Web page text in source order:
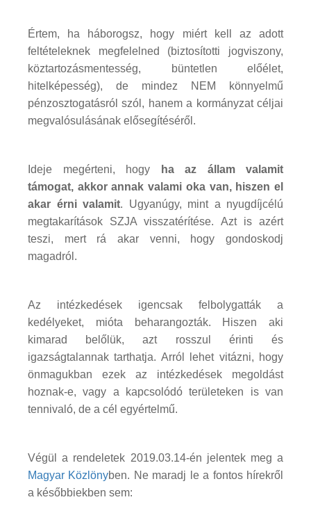
Értem, ha háborogsz, hogy miért kell az adott
feltételeknek megfelelned (biztosítotti jogviszony,
köztartozásmentesség, büntetlen előélet,
hitelképesség), de mindez NEM könnyelmű
pénzosztogatásról szól, hanem a kormányzat céljai
megvalósulásának elősegítéséről.
Ideje megérteni, hogy
ha az állam valamit
támogat, akkor annak valami oka van, hiszen el
akar érni valamit. Ugyanúgy, mint a nyugdíjcélú
megtakarítások SZJA visszatérítése. Azt is azért
teszi, mert rá akar venni, hogy gondoskodj
magadról.
Az intézkedések igencsak felbolygatták a
kedélyeket, mióta beharangozták. Hiszen aki
kimarad belőlük, azt rosszul érinti és
igazságtalannak tarthatja. Arról lehet vitázni, hogy
önmagukban ezek az intézkedések megoldást
hoznak-e, vagy a kapcsolódó területeken is van
tennivaló, de a cél egyértelmű.
Végül a rendeletek 2019.03.14-én jelentek meg a
Magyar Közlönyben. Ne maradj le a fontos hírekről
a későbbiekben sem: